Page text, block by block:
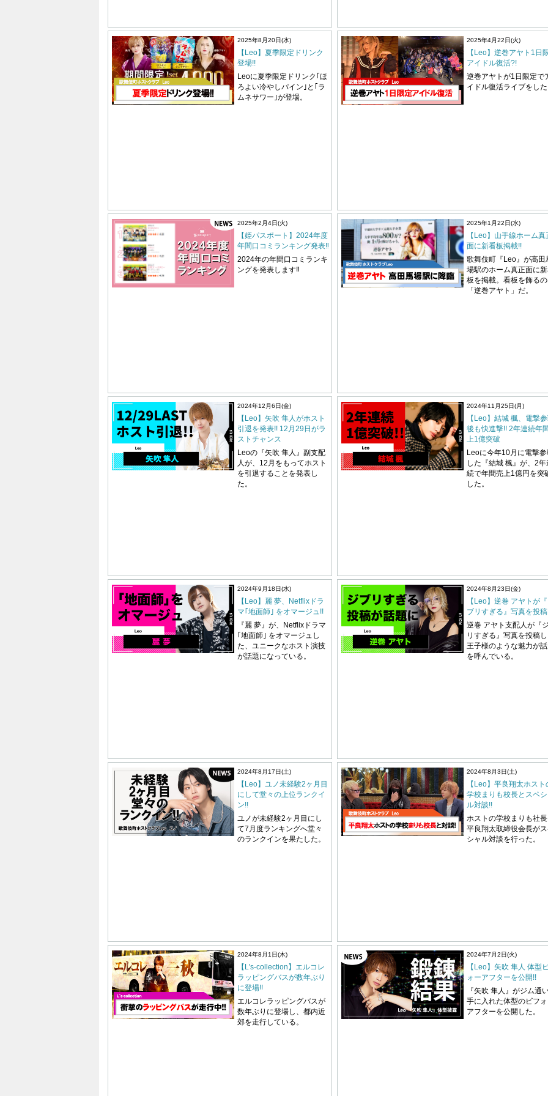
2025年8月20日(水)
【Leo】夏季限定ドリンク
登場!!
Leoに夏季限定ドリンク｢ほ
ろよい冷やしパイン｣と｢ラ
ムネサワー｣が登場。
2025年4月22日(火)
【Leo】逆巻アヤト1日
アイドル復活?!
逆巻アヤトが1日限定で
イドル復活ライブをし
2025年2月4日(火)
【姫パスポート】2024年度
年間口コミランキング発表‼︎
2024年の年間口コミランキ
ングを発表します‼︎
2025年1月22日(水)
【Leo】山手線ホーム真
面に新看板掲載!!
歌舞伎町『Leo』が高田
場駅のホーム真正面に
板を掲載。看板を飾る
「逆巻アヤト」だ。
2024年12月6日(金)
【Leo】矢吹 隼人がホスト
引退を発表!! 12月29日がラ
ストチャンス
Leoの『矢吹 隼人』副支配
人が、12月をもってホスト
を引退することを発表し
た。
2024年11月25日(月)
【Leo】結城 楓、電撃
後も快進撃!! 2年連続年
上1億突破
Leoに今年10月に電撃
した『結城 楓』が、2年
続で年間売上1億円を突
した。
2024年9月18日(水)
【Leo】麗 夢、Netflixドラ
マ｢地面師｣ をオマージュ!!
『麗 夢』が、Netflixドラマ
｢地面師｣ をオマージュし
た、ユニークなホスト演技
が話題になっている。
2024年8月23日(金)
【Leo】逆巻 アヤトが
ブリすぎる』写真を投
逆巻 アヤト支配人が『
リすぎる』写真を投稿
王子様のような魅力が
を呼んでいる。
2024年8月17日(土)
【Leo】ユノ未経験2ヶ月目
にして堂々の上位ランクイ
ン!!
ユノが未経験2ヶ月目にし
て7月度ランキングへ堂々
のランクインを果たした。
2024年8月3日(土)
【Leo】平良翔太ホスト
学校まりも校長とスペ
ル対談!!
ホストの学校まりも社
平良翔太取締役会長が
シャル対談を行った。
2024年8月1日(木)
【L's-collection】エルコレ
ラッピングバスが数年ぶり
に登場!!
エルコレラッピングバスが
数年ぶりに登場し、都内近
郊を走行している。
2024年7月2日(火)
【Leo】矢吹 隼人 体型
ォーアフターを公開!!
『矢吹 隼人』がジム通
手に入れた体型のビフ
アフターを公開した。